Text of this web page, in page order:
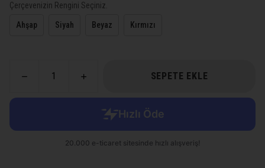
Çerçevenizin Rengini Seçiniz.
Ahşap Siyah Beyaz Kırmızı
SEPETE EKLE